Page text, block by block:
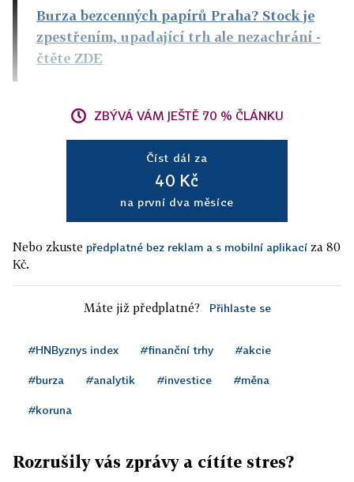
Burza bezcenných papírů Praha? Stock je
zpestřením, upadající trh ale nezachrání -
čtěte ZDE
ZBÝVÁ VÁM JEŠTĚ 70 % ČLÁNKU
Číst dál za
40 Kč
na první dva měsíce
Nebo zkuste předplatné bez reklam a s mobilní aplikací za 80
Kč.
Máte již předplatné? Přihlaste se
#HNByznys index #finanční trhy #akcie
#burza #analytik #investice #měna
#koruna
Rozrušily vás zprávy a cítíte stres?